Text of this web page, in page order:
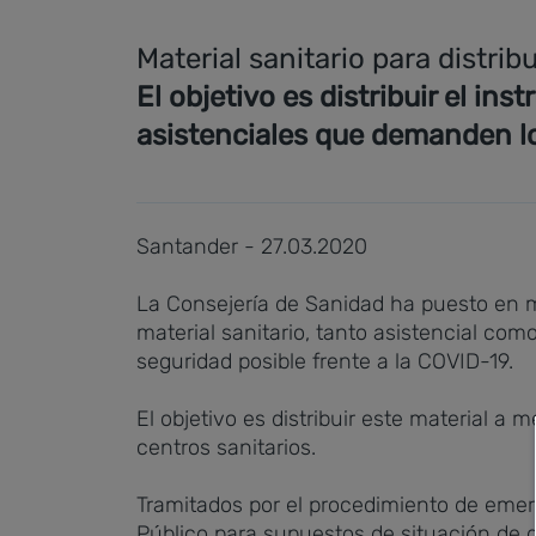
Material sanitario para
El objetivo es distribuir el
asistenciales que demanden
Santander - 27.03.2020
La Consejería de Sanidad ha puesto
material sanitario, tanto asistencial
seguridad posible frente a la COVID-19.
El objetivo es distribuir este material a
centros sanitarios.
Tramitados por el procedimiento de